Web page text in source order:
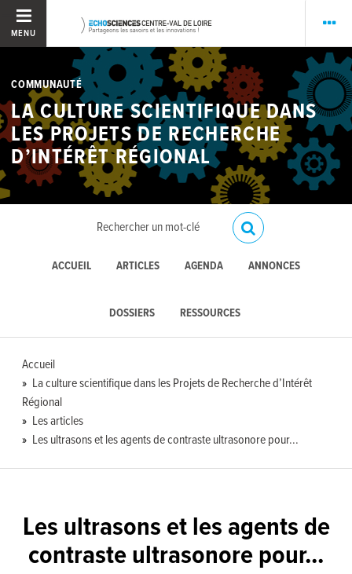
MENU
COMMUNAUTÉ
LA CULTURE SCIENTIFIQUE DANS
LES PROJETS DE RECHERCHE
D’INTÉRÊT RÉGIONAL
ACCUEIL ARTICLES AGENDA ANNONCES
DOSSIERS RESSOURCES
Accueil
La culture scientifique dans les Projets de Recherche d’Intérêt
Régional
Les articles
Les ultrasons et les agents de contraste ultrasonore pour...
Les ultrasons et les agents de
contraste ultrasonore pour...